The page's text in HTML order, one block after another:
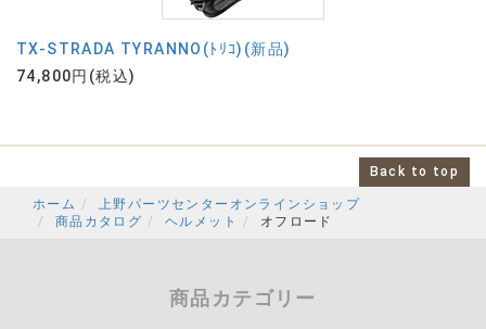
TX-STRADA TYRANNO(ﾄﾘｺ)(新品)
74,800円(税込)
Back to top
ホーム
上野パーツセンターオンラインショップ
商品カタログ
ヘルメット オフロード
商品カテゴリー